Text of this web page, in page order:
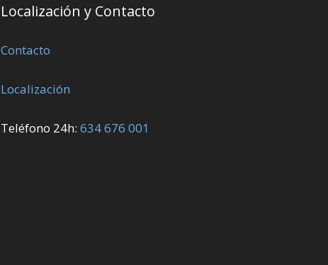
Localización y Contacto
Contacto
Localización
Teléfono 24h: 634 676 001